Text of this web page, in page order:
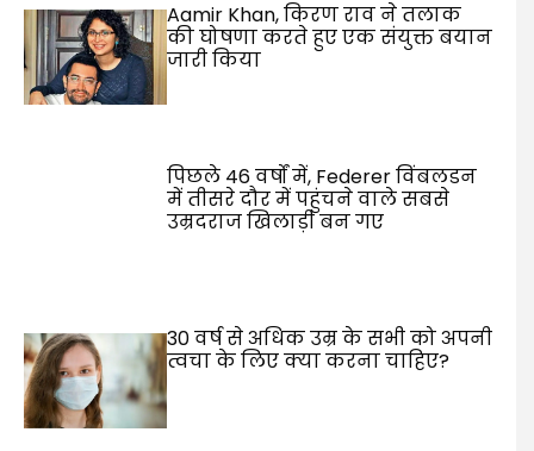
Aamir Khan, किरण राव ने तलाक
की घोषणा करते हुए एक संयुक्त बयान
जारी किया
पिछले 46 वर्षों में, Federer विंबलडन
में तीसरे दौर में पहुंचने वाले सबसे
उम्रदराज खिलाड़ी बन गए
30 वर्ष से अधिक उम्र के सभी को अपनी
त्वचा के लिए क्या करना चाहिए?